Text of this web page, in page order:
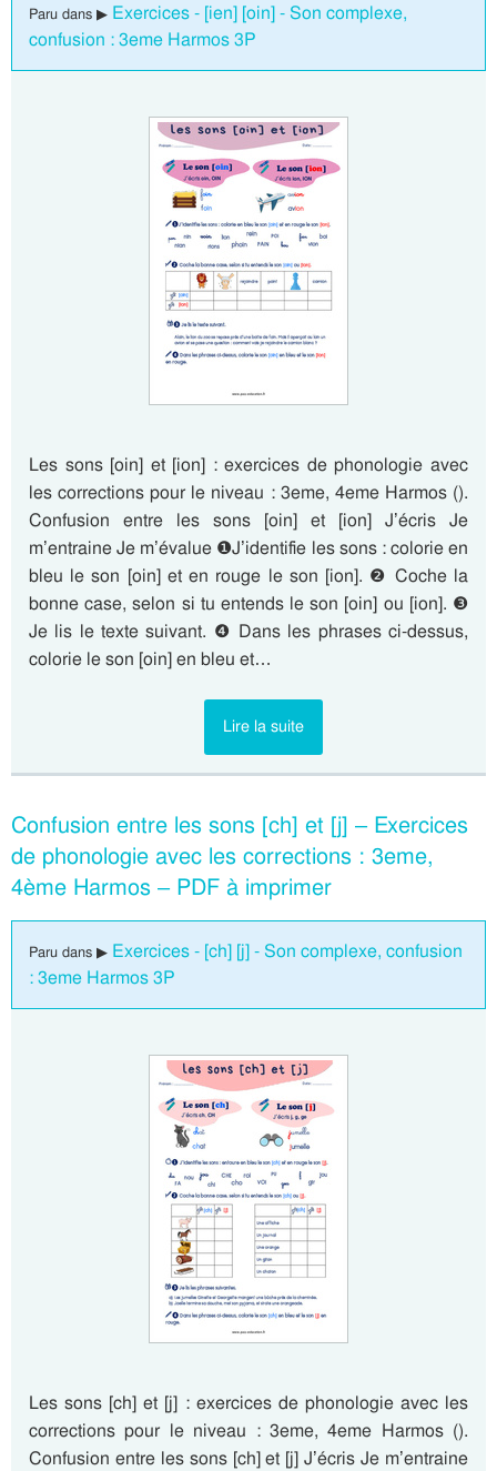
Paru dans ▶ Exercices - [ien] [oin] - Son complexe,
confusion : 3eme Harmos 3P
Les sons [oin] et [ion] : exercices de phonologie avec
les corrections pour le niveau : 3eme, 4eme Harmos ().
Confusion entre les sons [oin] et [ion] J’écris Je
m’entraine Je m’évalue ❶J’identifie les sons : colorie en
bleu le son [oin] et en rouge le son [ion]. ❷ Coche la
bonne case, selon si tu entends le son [oin] ou [ion]. ❸
Je lis le texte suivant. ❹ Dans les phrases ci-dessus,
colorie le son [oin] en bleu et…
Lire la suite
Confusion entre les sons [ch] et [j] – Exercices
de phonologie avec les corrections : 3eme,
4ème Harmos – PDF à imprimer
Paru dans ▶ Exercices - [ch] [j] - Son complexe, confusion
: 3eme Harmos 3P
Les sons [ch] et [j] : exercices de phonologie avec les
corrections pour le niveau : 3eme, 4eme Harmos ().
Confusion entre les sons [ch] et [j] J’écris Je m’entraine